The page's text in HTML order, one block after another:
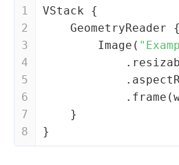
1
2
3
4
5
6
7
8
VStack {
GeometryReader
Image (
    }
}